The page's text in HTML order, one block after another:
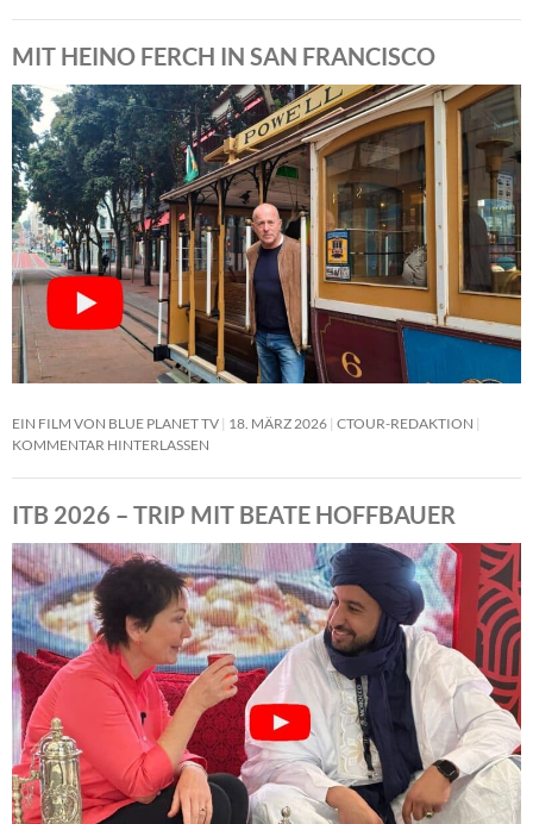
MIT HEINO FERCH IN SAN FRANCISCO
EIN FILM VON BLUE PLANET TV 18. MÄRZ 2026 CTOUR-REDAKTION
KOMMENTAR HINTERLASSEN
ITB 2026 – TRIP MIT BEATE HOFFBAUER